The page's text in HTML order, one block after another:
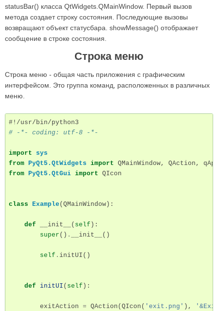
statusBar() класса QtWidgets.QMainWindow. Первый вызов
метода создает строку состояния. Последующие вызовы
возвращают объект статусбара. showMessage() отображает
сообщение в строке состояния.
Строка меню
Строка меню - общая часть приложения с графическим
интерфейсом. Это группа команд, расположенных в различных
меню.
#!/usr/bin/python3
# -*- coding: utf-8 -*-
import
sys
from
PyQt5.QtWidgets import QMainWindow, QAction ,
from
PyQt5.QtGui import QIcon
class Example ( QMainWindow):
def __init__ ( self ):
super () . __init__ ()
self . initUI ()
def initUI ( self ):
exitAction = QAction ( QIcon ( 'exit.png' ),